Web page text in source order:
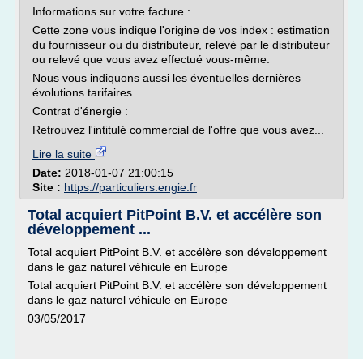
Informations sur votre facture :
Cette zone vous indique l'origine de vos index : estimation
du fournisseur ou du distributeur, relevé par le distributeur
ou relevé que vous avez effectué vous-même.
Nous vous indiquons aussi les éventuelles dernières
évolutions tarifaires.
Contrat d'énergie :
Retrouvez l'intitulé commercial de l'offre que vous avez...
Lire la suite
Date: 2018-01-07 21:00:15
Site : https://particuliers.engie.fr
Total acquiert PitPoint B.V. et accélère son
développement ...
Total acquiert PitPoint B.V. et accélère son développement
dans le gaz naturel véhicule en Europe
Total acquiert PitPoint B.V. et accélère son développement
dans le gaz naturel véhicule en Europe
03/05/2017